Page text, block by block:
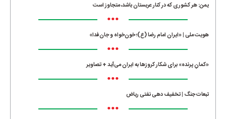
یمن: هر کشوری که در کنار عربستان باشد، متجاوز است
•••
هویت ملی | «ایران امام رضا (ع)؛ خون‌خواه و جان‌فدا»
•••
«کمانِ پرنده» برای شکار کروزها به ایران می‌آید + تصاویر
•••
تبعات جنگ | تخفیف دهی نفتی ریاض
•••